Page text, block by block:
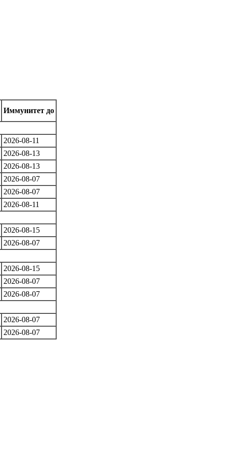
Иммунитет до
2026-08-11
2026-08-13
2026-08-13
2026-08-07
2026-08-07
2026-08-11
2026-08-15
2026-08-07
2026-08-15
2026-08-07
2026-08-07
2026-08-07
2026-08-07